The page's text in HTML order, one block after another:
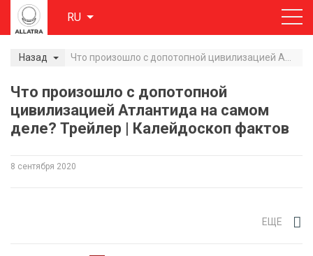
RU
Назад
Что произошло с допотопной
цивилизацией Атлантида на самом
деле? Трейлер | Калейдоскоп фактов
8 сентября 2020
ЕЩЕ